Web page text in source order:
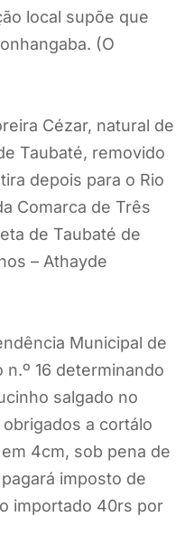
local supõe que
(O
Cézar, natural de
Taubaté, removido
depois para o Rio
Comarca de Três
de Taubaté de
– Athayde
Municipal de
n.º 16 determinando
salgado no
a cortálo
4cm, sob pena de
imposto de
importado 40rs por